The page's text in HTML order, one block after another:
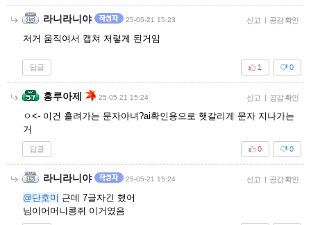
라니라니야 25-05-21 15:23 신고 | 공감 확인
저거 움직여서 캡쳐 저렇게 된거임
답글 0
1
홍루아제 25-05-21 15:24 신고 | 공감 확인
ㅇ<- 이건 흘려가는 문자아녀?ai확인용으로 햇갈리게 문자 지나가는
거
답글 0
0
라니라니야 25-05-21 15:24 신고 | 공감 확인
@단호미 근데 7글자긴 했어
님이어머니콩쥐 이거였음